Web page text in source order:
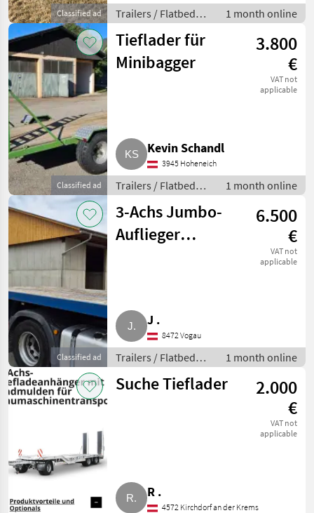
Classified ad
Trailers / Flatbed
trailers
1 month online
Classified ad
Tieflader für
Minibagger
3.800
€
VAT not
applicable
Kevin Schandl
3945 Hoheneich
Trailers / Flatbed
trailers
1 month online
Classified ad
3-Achs Jumbo-
Auflieger
6.500
€
VAT not
applicable
J .
8472 Vogau
Trailers / Flatbed
trailers
1 month online
Suche Tieflader
2.000
€
VAT not
applicable
R .
4572 Kirchdorf an der Krems